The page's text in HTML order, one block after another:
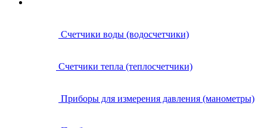
Счетчики воды (водосчетчики)
Счетчики тепла (теплосчетчики)
Приборы для измерения давления (манометры)